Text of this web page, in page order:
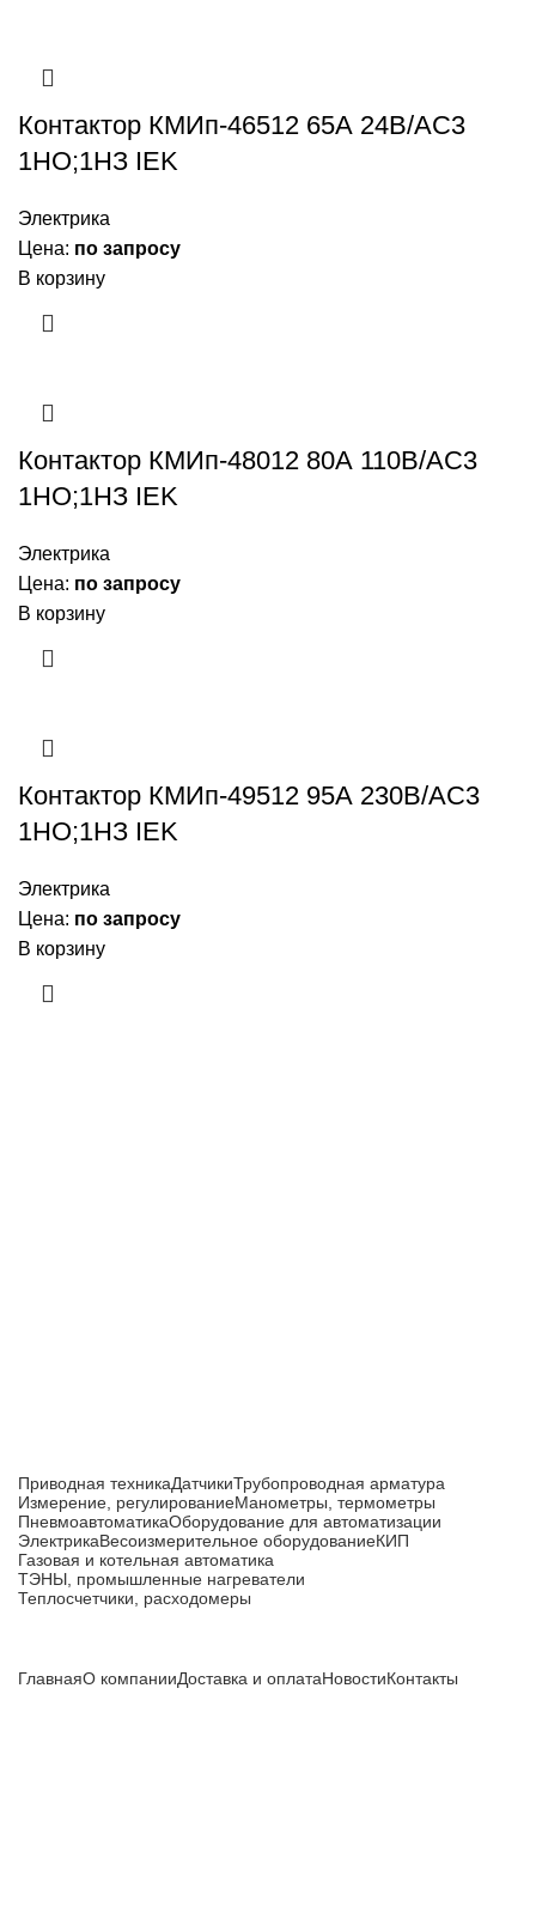
Контактор КМИп-46512 65А 24В/АС3
1НО;1НЗ IEK
Электрика
Цена: по запросу
В корзину
Контактор КМИп-48012 80А 110В/АС3
1НО;1НЗ IEK
Электрика
Цена: по запросу
В корзину
Контактор КМИп-49512 95А 230В/АС3
1НО;1НЗ IEK
Электрика
Цена: по запросу
В корзину
Приводная техникаДатчикиТрубопроводная арматура
Измерение, регулированиеМанометры, термометры
ПневмоавтоматикаОборудование для автоматизации
ЭлектрикаВесоизмерительное оборудованиеКИП
Газовая и котельная автоматика
ТЭНЫ, промышленные нагреватели
Теплосчетчики, расходомеры
ГлавнаяО компанииДоставка и оплатаНовостиКонтакты